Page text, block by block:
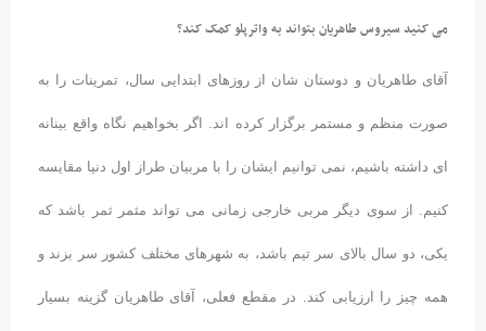
می کنید سیروس طاهریان بتواند به واترپلو کمک کند؟
آقای طاهریان و دوستان شان از روزهای ابتدایی سال، تمرینات را به
صورت منظم و مستمر برگزار کرده اند. اگر بخواهیم نگاه واقع بینانه
ای داشته باشیم، نمی توانیم ایشان را با مربیان طراز اول دنیا مقایسه
کنیم. از سوی دیگر مربی خارجی زمانی می تواند مثمر ثمر باشد که
یکی، دو سال بالای سر تیم باشد، به شهرهای مختلف کشور سر بزند و
همه چیز را ارزیابی کند. در مقطع فعلی، آقای طاهریان گزینه بسیار